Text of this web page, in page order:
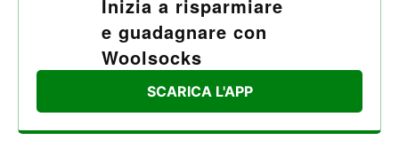
Inizia a risparmiare
e guadagnare con
Woolsocks
SCARICA L'APP